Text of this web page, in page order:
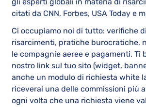
citati da CNN, Forbes, USA Today e
Ci occupiamo noi di tutto: verifiche
risarcimenti, pratiche burocratiche,
le compagnie aeree e pagamenti. Ti
nostro link sul tuo sito (widget,
anche un modulo di richiesta white
riceverai una delle commissioni più
ogni volta che una richiesta viene